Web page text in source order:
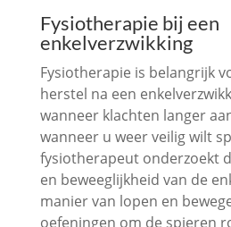
Fysiotherapie bij een
enkelverzwikking
Fysiotherapie is belangrijk
herstel na een
wanneer klachten langer
wanneer u weer veilig wilt
fysiotherapeut onderzoekt
en beweeglijkheid van de
manier van lopen en
oefeningen om de spieren